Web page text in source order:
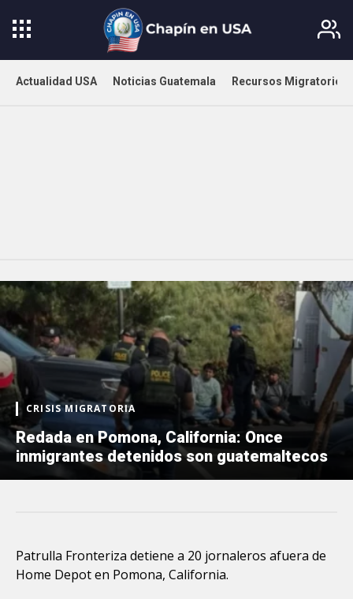
Actualidad USA Noticias Guatemala Recursos Migratorios
CRISIS MIGRATORIA
Redada en Pomona, California: Once
inmigrantes detenidos son guatemaltecos
Patrulla Fronteriza detiene a 20 jornaleros afuera de
Home Depot en Pomona, California.